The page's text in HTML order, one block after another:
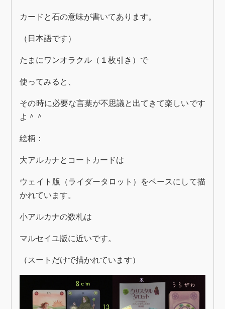
カードと石の意味が書いてあります。
（日本語です）
たまにワンオラクル（１枚引き）で
使ってみると、
その時に必要な言葉が不思議と出てきて楽しいです
よ＾＾
絵柄：
大アルカナとコートカードは
ウェイト版（ライダータロット）をベースにして描
かれています。
小アルカナの数札は
マルセイユ版に近いです。
（スートだけで描かれています）